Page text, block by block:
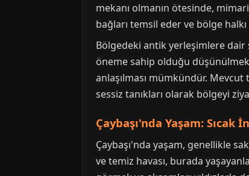
mekanı olmanın ötesinde,
bağları temsil eder ve bölge
Bölgedeki antik yerleşimlere dair
öneme sahip olduğu
anlaşılması mümkündür.
sessiz tanıkları olarak bölgeyi
Çaybaşı'nda Yaşam:
Çaybaşı'nda yaşam, genellikle
ve temiz havası, burada